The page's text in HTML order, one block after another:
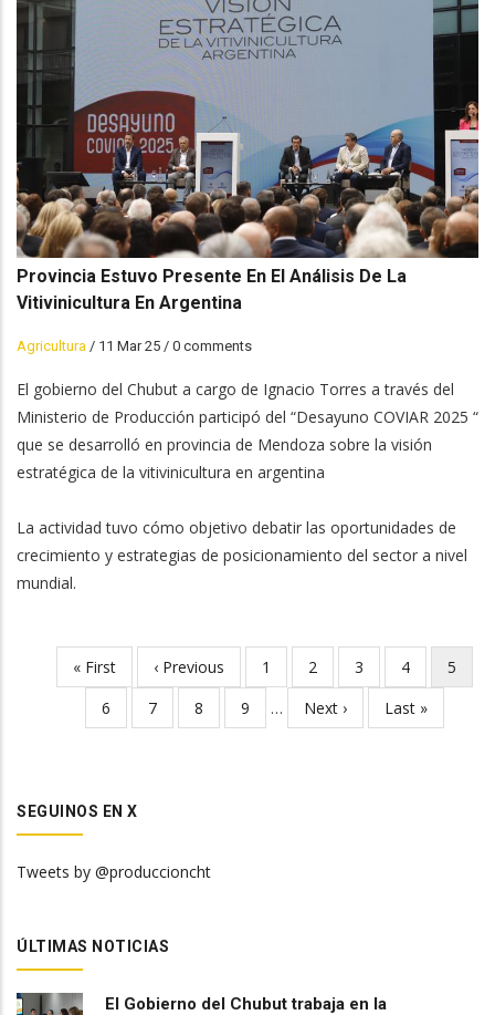
Provincia Estuvo Presente En El Análisis De La
Vitivinicultura En Argentina
Agricultura / 11 Mar 25 / 0 comments
El gobierno del Chubut a cargo de Ignacio Torres a través del
Ministerio de Producción participó del “Desayuno COVIAR 2025 “
que se desarrolló en provincia de Mendoza sobre la visión
estratégica de la vitivinicultura en argentina
La actividad tuvo cómo objetivo debatir las oportunidades de
crecimiento y estrategias de posicionamiento del sector a nivel
mundial.
Pagination
First
page
« First
Previous
page
‹ Previous Page
1 Page
2 Page
3 Page
4
5
Page
6 Page
7 Page
8 Page
9 …
Next
Next ›
Last
Last »
SEGUINOS EN X
Tweets by @produccioncht
ÚLTIMAS NOTICIAS
El Gobierno del Chubut trabaja en la